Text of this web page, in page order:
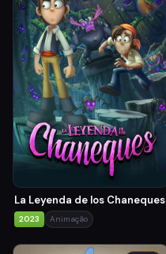
La Leyenda de los Chaneques
2023 Animação